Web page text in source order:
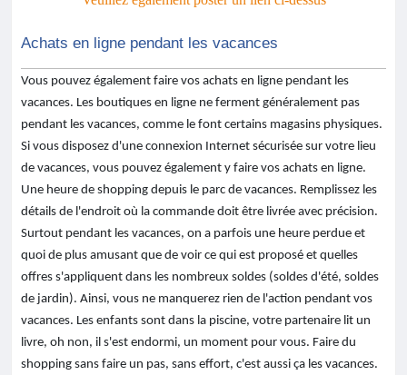
Achats en ligne pendant les vacances
Vous pouvez également faire vos achats en ligne pendant les
vacances. Les boutiques en ligne ne ferment généralement pas
pendant les vacances, comme le font certains magasins physiques.
Si vous disposez d'une connexion Internet sécurisée sur votre lieu
de vacances, vous pouvez également y faire vos achats en ligne.
Une heure de shopping depuis le parc de vacances. Remplissez les
détails de l'endroit où la commande doit être livrée avec précision.
Surtout pendant les vacances, on a parfois une heure perdue et
quoi de plus amusant que de voir ce qui est proposé et quelles
offres s'appliquent dans les nombreux soldes (soldes d'été, soldes
de jardin). Ainsi, vous ne manquerez rien de l'action pendant vos
vacances. Les enfants sont dans la piscine, votre partenaire lit un
livre, oh non, il s'est endormi, un moment pour vous. Faire du
shopping sans faire un pas, sans effort, c'est aussi ça les vacances.